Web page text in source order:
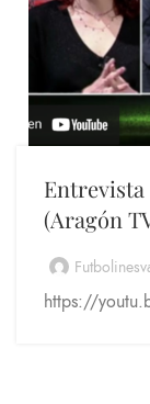
(Aragón
https://